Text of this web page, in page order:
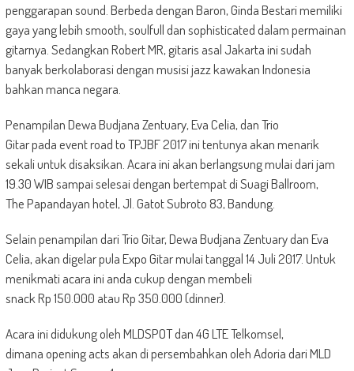
penggarapan sound. Berbeda dengan Baron, Ginda Bestari memiliki
gaya yang lebih smooth, soulfull dan sophisticated dalam permainan
gitarnya. Sedangkan Robert MR, gitaris asal Jakarta ini sudah
banyak berkolaborasi dengan musisi jazz kawakan Indonesia
bahkan manca negara.
Penampilan Dewa Budjana Zentuary, Eva Celia, dan Trio
Gitar pada event road to TPJBF 2017 ini tentunya akan menarik
sekali untuk disaksikan. Acara ini akan berlangsung mulai dari jam
19.30 WIB sampai selesai dengan bertempat di Suagi Ballroom,
The Papandayan hotel, Jl. Gatot Subroto 83, Bandung.
Selain penampilan dari Trio Gitar, Dewa Budjana Zentuary dan Eva
Celia, akan digelar pula Expo Gitar mulai tanggal 14 Juli 2017. Untuk
menikmati acara ini anda cukup dengan membeli
snack Rp 150.000 atau Rp 350.000 (dinner).
Acara ini didukung oleh MLDSPOT dan 4G LTE Telkomsel,
dimana opening acts akan di persembahkan oleh Adoria dari MLD